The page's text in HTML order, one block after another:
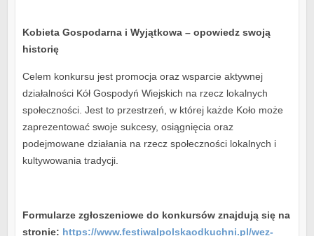
Kobieta Gospodarna i Wyjątkowa – opowiedz swoją
historię
Celem konkursu jest promocja oraz wsparcie aktywnej
działalności Kół Gospodyń Wiejskich na rzecz lokalnych
społeczności. Jest to przestrzeń, w której każde Koło może
zaprezentować swoje sukcesy, osiągnięcia oraz
podejmowane działania na rzecz społeczności lokalnych i
kultywowania tradycji.
Formularze zgłoszeniowe do konkursów znajdują się na
stronie: https://www.festiwalpolskaodkuchni.pl/wez-